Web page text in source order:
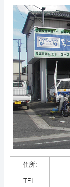
住所:
TEL: